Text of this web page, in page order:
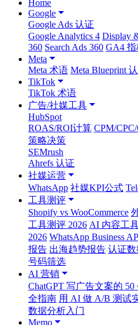
Home
Google
Google Ads 认证
Google Analytics 4 Display
360 Search Ads 360 GA4 指
Meta
Meta 术语 Meta Blueprint
TikTok
TikTok 术语
广告/社媒工具
HubSpot
ROAS/ROI计算 CPM/
策略决策
SEMrush
Ahrefs 认证
社媒运营
WhatsApp 社媒KPI公式
工具测评
Shopify vs WooCommerce
工具测评 2026 AI 内容工
2026 WhatsApp Business
报告 出海趋势报告 认证
号码筛选
AI 营销
ChatGPT 写广告文案的 50
全指南 用 AI 做 A/B 测试
数据分析入门
Memo